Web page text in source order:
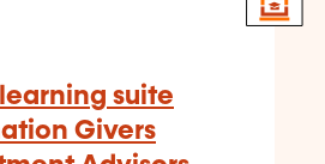
learning suite
Givers